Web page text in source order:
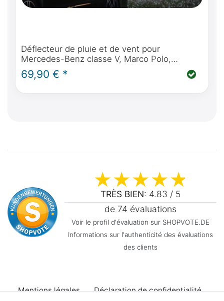
Déflecteur de pluie et de vent pour
Mercedes-Benz classe V, Marco Polo,
Horizon, Activity (W447)
69,90 € *
TRÈS BIEN: 4.83 / 5
de 74 évaluations
Voir le profil d'évaluation sur SHOPVOTE.DE
Informations sur l'authenticité des évaluations
des clients
Mentions légales Déclaration de confidentialité